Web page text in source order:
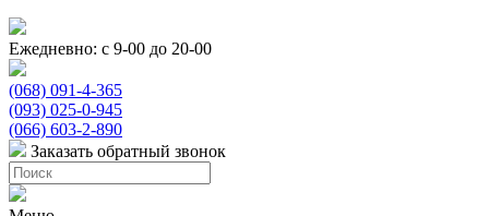
Ежедневно: с 9-00 до 20-00
(068) 091-4-365
(093) 025-0-945
(066) 603-2-890
Заказать обратный звонок